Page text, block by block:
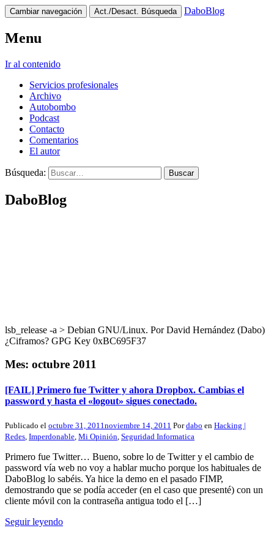
Cambiar navegación Act./Desact. Búsqueda DaboBlog
Menu
Ir al contenido
Servicios profesionales
Archivo
Autobombo
Podcast
Contacto
Comentarios
El autor
Búsqueda:
DaboBlog
lsb_release -a > Debian GNU/Linux. Por David Hernández (Dabo)
¿Ciframos? GPG Key 0xBC695F37
Mes: octubre 2011
[FAIL] Primero fue Twitter y ahora Dropbox. Cambias el
password y hasta el «logout» sigues conectado.
Publicado el octubre 31, 2011 noviembre 14, 2011 Pordabo en Hacking |
Redes Imperdonable Mi Opinión Seguridad Informatica
Primero fue Twitter… Bueno, sobre lo de Twitter y el cambio de
password vía web no voy a hablar mucho porque los habituales de
DaboBlog lo sabéis. Ya hice la demo en el pasado FIMP,
demostrando que se podía acceder (en el caso que presenté) con un
cliente móvil con la contraseña antigua todo el […]
Seguir leyendo